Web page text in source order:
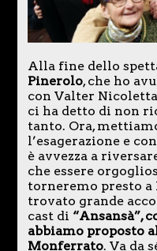
Alla fine dello
Pinerolo, che ho
con Valter
ci ha detto di non
tanto. Ora,
l’esagerazione e
è avvezza a
che essere
torneremo presto a
trovato grande
cast di “Ansansà”,
abbiamo proposto
Monferrato. Va da